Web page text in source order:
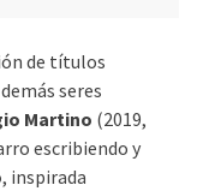
de títulos
seres
Martino (2019,
escribiendo y
, inspirada